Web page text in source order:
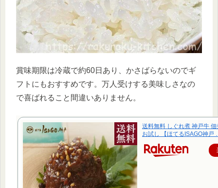
賞味期限は冷蔵で約60日あり、かさばらないのでギ
フトにもおすすめです。万人受けする美味しさなの
で喜ばれること間違いありません。
送料無料 しぐれ煮 神戸牛
お試し 【ほてるISAGO神戸